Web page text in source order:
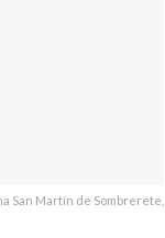
San Martín de Sombrerete,